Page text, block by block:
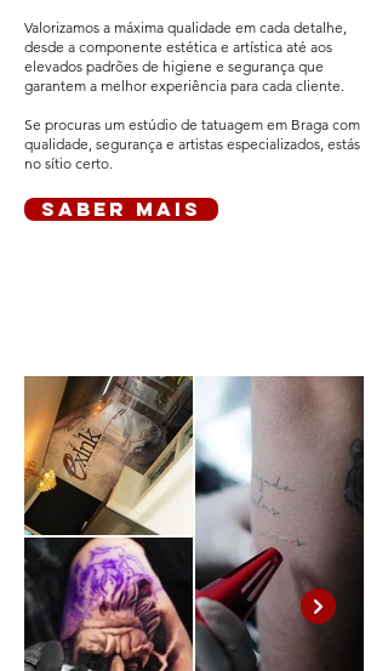
Valorizamos a máxima qualidade em cada detalhe,
desde a componente estética e artística até aos
elevados padrões de higiene e segurança que
garantem a melhor experiência para cada cliente.
Se procuras um estúdio de tatuagem em Braga com
qualidade, segurança e artistas especializados, estás
no sítio certo.
saber mais